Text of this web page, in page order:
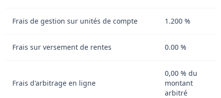
Frais de gestion sur unités de compte 1.200 %
Frais sur versement de rentes 0.00 %
Frais d'arbitrage en ligne
0,00 % du
montant
arbitré